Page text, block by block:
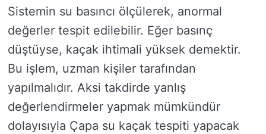
Sistemin su basıncı ölçülerek, anormal
değerler tespit edilebilir. Eğer basınç
düştüyse, kaçak ihtimali yüksek demektir.
Bu işlem, uzman kişiler tarafından
yapılmalıdır. Aksi takdirde yanlış
değerlendirmeler yapmak mümkündür
dolayısıyla Çapa su kaçak tespiti yapacak